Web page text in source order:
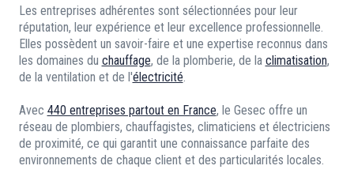
Les entreprises adhérentes sont sélectionnées pour leur
réputation, leur expérience et leur excellence professionnelle.
Elles possèdent un savoir-faire et une expertise reconnus dans
les domaines du chauffage, de la plomberie, de la climatisation,
de la ventilation et de l'électricité.
Avec 440 entreprises partout en France, le Gesec offre un
réseau de plombiers, chauffagistes, climaticiens et électriciens
de proximité, ce qui garantit une connaissance parfaite des
environnements de chaque client et des particularités locales.